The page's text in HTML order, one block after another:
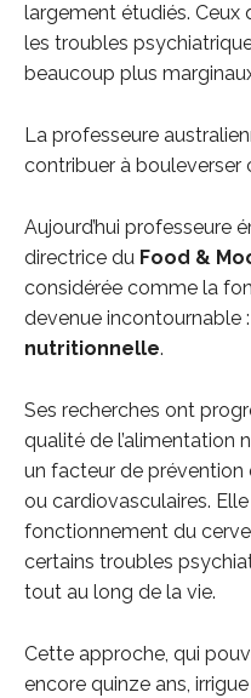
largement étudiés. Ceux
les troubles
beaucoup plus
La professeure
contribuer à bouleverser
Aujourd’hui professeure
directrice du Food &
considérée comme la
devenue incontournable
nutritionnelle.
Ses recherches ont
qualité de l’alimentation
un facteur de
ou cardiovasculaires.
fonctionnement du
certains troubles
tout au long de la vie.
Cette approche, qui
encore quinze ans,